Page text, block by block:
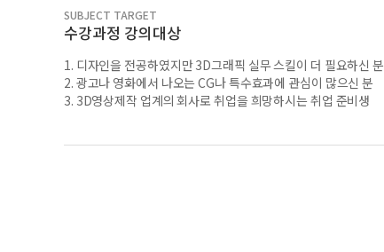
SUBJECT TARGET
수강과정 강의대상
1. 디자인을 전공하였지만 3D그래픽 실무 스킬이 더 필요하신 분
2. 광고나 영화에서 나오는 CG나 특수효과에 관심이 많으신 분
3. 3D영상제작 업계의 회사로 취업을 희망하시는 취업 준비생